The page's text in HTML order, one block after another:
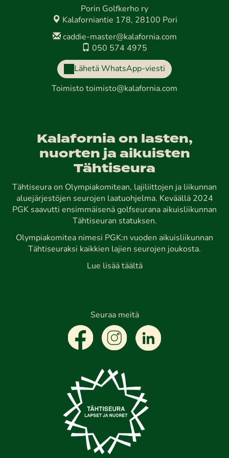
Porin Golfkerho ry
Kalaforniantie 178, 28100 Pori
caddie-master@kalafornia.com
050 574 4975
Lähetä WhatsApp-viesti
Toimisto toimisto@kalafornia.com
Kalafornia on lasten,
nuorten ja aikuisten
Tähtiseura
Tähtiseura on Olympiakomitean, lajiliittojen ja liikunnan
aluejärjestöjen seurojen laatuohjelma. Keväällä 2024
PGK saavutti ensimmäisenä golfseurana aikuisliikunnan
Tähtiseuran statuksen.
Olympiakomitea nimesi PGK:n vuoden aikuisliikunnan
Tähtiseuraksi kaikkien lajien seurojen joukosta.
Lue lisää täältä
Seuraa meitä